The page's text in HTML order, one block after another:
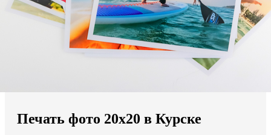
Мы доставляем по всему миру
Продолжить без города
Печать фото 20х20 в Курске